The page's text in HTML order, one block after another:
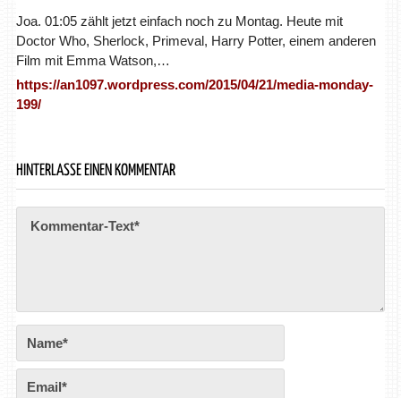
Joa. 01:05 zählt jetzt einfach noch zu Montag. Heute mit
Doctor Who, Sherlock, Primeval, Harry Potter, einem anderen
Film mit Emma Watson,…
https://an1097.wordpress.com/2015/04/21/media-monday-
199/
HINTERLASSE EINEN KOMMENTAR